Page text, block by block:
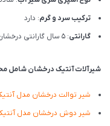
ترکیب سرد و گرم: دارد
گارانتی: 5 سال گارانتی درخشان سرویس
شیرآلات آنتیک درخشان شامل
شیر توالت درخشان مدل
شیر دوش درخشان مدل